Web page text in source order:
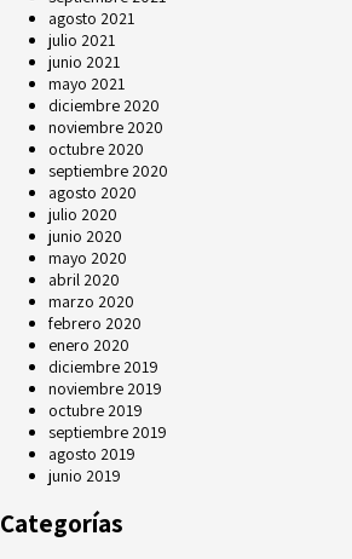
agosto 2021
julio 2021
junio 2021
mayo 2021
diciembre 2020
noviembre 2020
octubre 2020
septiembre 2020
agosto 2020
julio 2020
junio 2020
mayo 2020
abril 2020
marzo 2020
febrero 2020
enero 2020
diciembre 2019
noviembre 2019
octubre 2019
septiembre 2019
agosto 2019
junio 2019
Categorías